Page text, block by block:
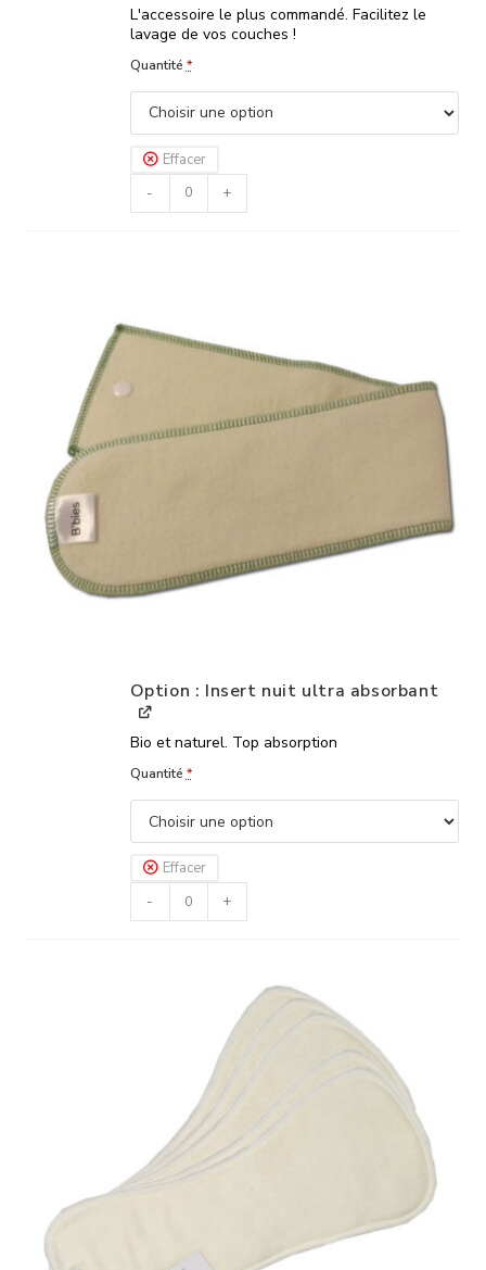
L'accessoire le plus commandé. Facilitez le
lavage de vos couches !
Quantité *
Effacer
-
+
Option : Insert nuit ultra absorbant
Bio et naturel. Top absorption
Quantité *
Effacer
-
+